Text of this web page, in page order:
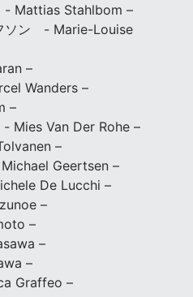
- Mattias Stahlbom –
ソン - Marie-Louise
–
Wanders –
–
Mies Van Der Rohe –
–
Geertsen –
De Lucchi –
–
–
–
–
Graffeo –